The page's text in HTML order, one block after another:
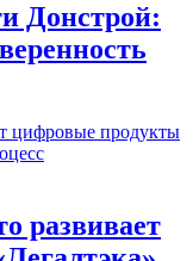
Донстрой:
развивает